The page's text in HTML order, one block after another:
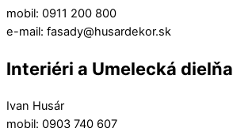
mobil: 0911 200 800
e-mail: fasady@husardekor.sk
Interiéri a Umelecká dielňa
Ivan Husár
mobil: 0903 740 607